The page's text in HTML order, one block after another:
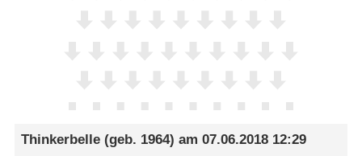
Thinkerbelle (geb. 1964) am07.06.2018 12:29